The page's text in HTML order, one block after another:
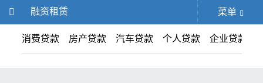
融资租赁 菜单
消费贷款 房产贷款 汽车贷款 个人贷款 企业贷款